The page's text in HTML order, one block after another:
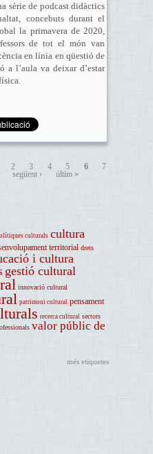
sèrie de podcast didàctics
concebuts durant el
la primavera de 2020,
de tot el món van
en línia en qüestió de
a l’aula va deixar d’estar
2 3 4 5 6
7
següent › últim »
culturals cultura
territorial drets
i cultura
gestió cultural
innovació cultural
patrimoni cultural pensament
recerca cultural sectors
valor públic de
més etiquetes